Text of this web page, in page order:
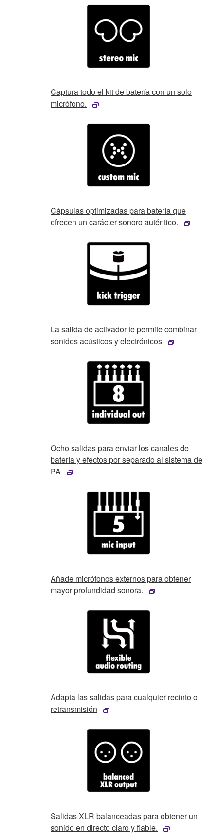
Captura todo el kit de batería con un solo
micrófono.
Cápsulas optimizadas para batería que
ofrecen un carácter sonoro auténtico.
La salida de activador te permite combinar
sonidos acústicos y electrónicos
Ocho salidas para enviar los canales de
batería y efectos por separado al sistema de
PA
Añade micrófonos externos para obtener
mayor profundidad sonora.
Adapta las salidas para cualquier recinto o
retransmisión
Salidas XLR balanceadas para obtener un
sonido en directo claro y fiable.